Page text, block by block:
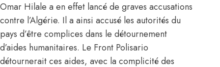
Omar Hilale a en effet lancé de graves accusations
contre l’Algérie. Il a ainsi accusé les autorités du
pays d’être complices dans le détournement
d’aides humanitaires. Le Front Polisario
détournerait ces aides, avec la complicité des